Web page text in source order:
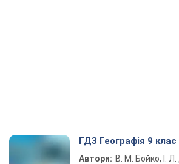
ГДЗ Географія 9 клас
Автори: В. М. Бойко, І. Л.